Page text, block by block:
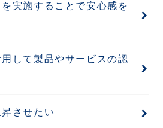
実施することで安心感を
して製品やサービスの認
させたい